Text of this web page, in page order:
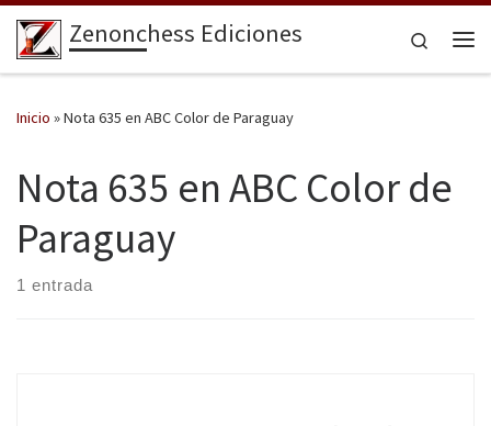
Saltar al contenido
Zenonchess Ediciones
Search
Inicio »Nota 635 en ABC Color de Paraguay
Nota 635 en ABC Color de
Paraguay
1 entrada